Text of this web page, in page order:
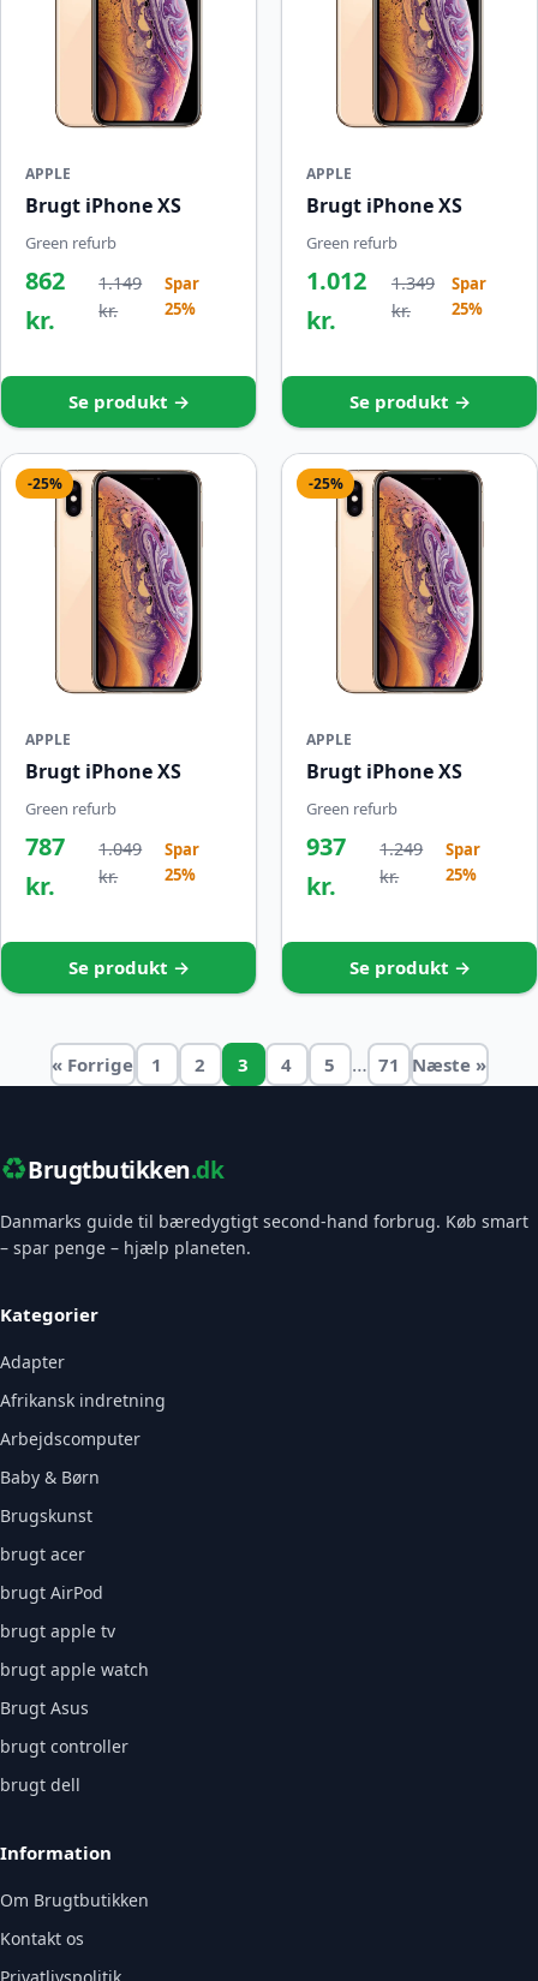
APPLE
Brugt iPhone XS
Green refurb
862
kr.
1.149
kr.
Spar
25%
Se produkt →
APPLE
Brugt iPhone XS
Green refurb
1.012
kr.
1.349
kr.
Spar
25%
Se produkt →
-25%
APPLE
Brugt iPhone XS
Green refurb
787
kr.
1.049
kr.
Spar
25%
Se produkt →
-25%
APPLE
Brugt iPhone XS
Green refurb
937
kr.
1.249
kr.
Spar
25%
Se produkt →
« Forrige 1 2 3 4 5 … 71 Næste »
♻️Brugtbutikken.dk
Danmarks guide til bæredygtigt second-hand forbrug. Køb smart
– spar penge – hjælp planeten.
Kategorier
Adapter
Afrikansk indretning
Arbejdscomputer
Baby & Børn
Brugskunst
brugt acer
brugt AirPod
brugt apple tv
brugt apple watch
Brugt Asus
brugt controller
brugt dell
Information
Om Brugtbutikken
Kontakt os